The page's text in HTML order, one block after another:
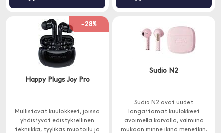
-28%
Happy Plugs Joy Pro
Mullistavat kuulokkeet, joissa
yhdistyvät edistyksellinen
tekniikka, tyylikäs muotoilu ja
Sudio N2
Sudio N2 ovat uudet
langattomat kuulokkeet
avoimella korvalla, valmiina
mukaan minne ikinä menetkin.